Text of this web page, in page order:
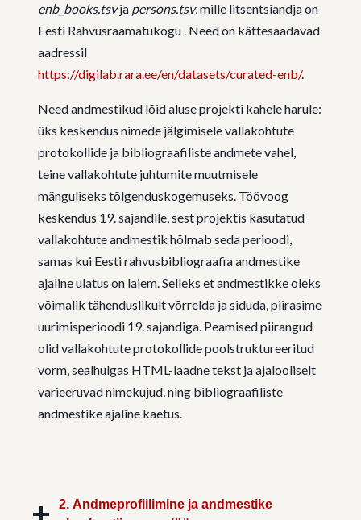
enb_books.tsvja persons.tsv, mille litsentsiandja on
Eesti Rahvusraamatukogu . Need on kättesaadavad
aadressil
https://digilab.rara.ee/en/datasets/curated-enb/.
Need andmestikud lõid aluse projekti kahele harule:
üks keskendus nimede jälgimisele vallakohtute
protokollide ja bibliograafiliste andmete vahel,
teine vallakohtute juhtumite muutmisele
mänguliseks tõlgenduskogemuseks. Töövoog
keskendus 19. sajandile, sest projektis kasutatud
vallakohtute andmestik hõlmab seda perioodi,
samas kui Eesti rahvusbibliograafia andmestike
ajaline ulatus on laiem. Selleks et andmestikke oleks
võimalik tähenduslikult võrrelda ja siduda, piirasime
uurimisperioodi 19. sajandiga. Peamised piirangud
olid vallakohtute protokollide poolstruktureeritud
vorm, sealhulgas HTML-laadne tekst ja ajalooliselt
varieeruvad nimekujud, ning bibliograafiliste
andmestike ajaline kaetus.
2. Andmeprofiilimine ja andmestike